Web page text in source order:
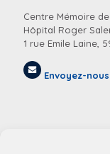
Centre Mémoire
Hôpital Roger
1 rue Emile Laine,
Envoyez-